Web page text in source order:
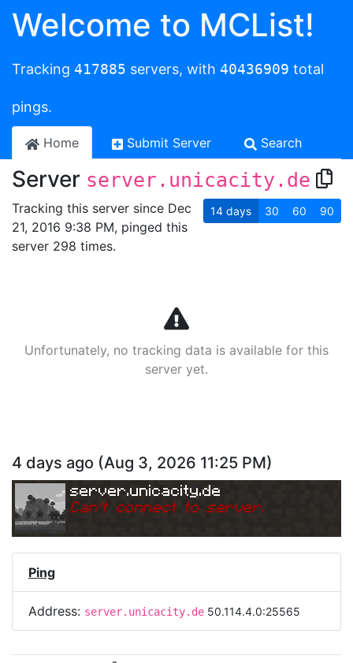
Welcome to MCList!
Tracking 417885 servers, with 40436909 total
pings.
Home Submit Server Search
Server server.unicacity.de
Tracking this server since Dec
21, 2016 9:38 PM, pinged this
server 298 times.
14 days 30 60 90
Unfortunately, no tracking data is available for this
server yet.
4 days ago (Aug 3, 2026 11:25 PM)
server.unicacity.de
Can't connect to server.
Ping
Address: server.unicacity.de 50.114.4.0:25565